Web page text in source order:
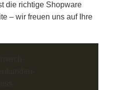
die richtige Shopware
– wir freuen uns auf Ihre